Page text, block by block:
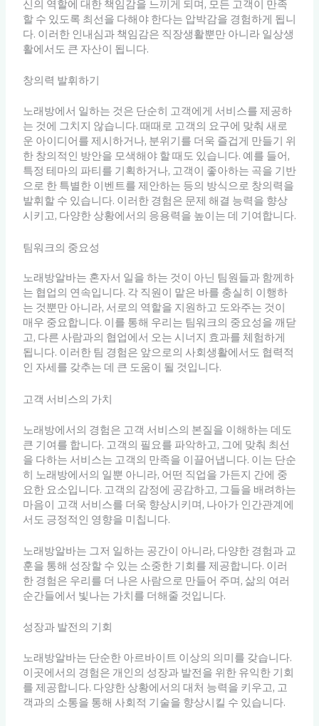
신의 역할에 대한 책임감을 느끼게 되며, 모든 고객이 만족
할 수 있도록 최선을 다해야 한다는 압박감을 경험하게 됩니
다. 이러한 인내심과 책임감은 직장생활뿐만 아니라 일상생
활에서도 큰 자산이 됩니다.
창의력 발휘하기
노래방에서 일하는 것은 단순히 고객에게 서비스를 제공하
는 것에 그치지 않습니다. 때때로 고객의 요구에 맞춰 새로
운 아이디어를 제시하거나, 분위기를 더욱 즐겁게 만들기 위
한 창의적인 방안을 모색해야 할 때도 있습니다. 예를 들어,
특정 테마의 파티를 기획하거나, 고객이 좋아하는 곡을 기반
으로 한 특별한 이벤트를 제안하는 등의 방식으로 창의력을
발휘할 수 있습니다. 이러한 경험은 문제 해결 능력을 향상
시키고, 다양한 상황에서의 응용력을 높이는 데 기여합니다.
팀워크의 중요성
노래방알바는 혼자서 일을 하는 것이 아닌 팀원들과 함께하
는 협업의 연속입니다. 각 직원이 맡은 바를 충실히 이행하
는 것뿐만 아니라, 서로의 역할을 지원하고 도와주는 것이
매우 중요합니다. 이를 통해 우리는 팀워크의 중요성을 깨닫
고, 다른 사람과의 협업에서 오는 시너지 효과를 체험하게
됩니다. 이러한 팀 경험은 앞으로의 사회생활에서도 협력적
인 자세를 갖추는 데 큰 도움이 될 것입니다.
고객 서비스의 가치
노래방에서의 경험은 고객 서비스의 본질을 이해하는 데도
큰 기여를 합니다. 고객의 필요를 파악하고, 그에 맞춰 최선
을 다하는 서비스는 고객의 만족을 이끌어냅니다. 이는 단순
히 노래방에서의 일뿐 아니라, 어떤 직업을 가든지 간에 중
요한 요소입니다. 고객의 감정에 공감하고, 그들을 배려하는
마음이 고객 서비스를 더욱 향상시키며, 나아가 인간관계에
서도 긍정적인 영향을 미칩니다.
노래방알바는 그저 일하는 공간이 아니라, 다양한 경험과 교
훈을 통해 성장할 수 있는 소중한 기회를 제공합니다. 이러
한 경험은 우리를 더 나은 사람으로 만들어 주며, 삶의 여러
순간들에서 빛나는 가치를 더해줄 것입니다.
성장과 발전의 기회
노래방알바는 단순한 아르바이트 이상의 의미를 갖습니다.
이곳에서의 경험은 개인의 성장과 발전을 위한 유익한 기회
를 제공합니다. 다양한 상황에서의 대처 능력을 키우고, 고
객과의 소통을 통해 사회적 기술을 향상시킬 수 있습니다.